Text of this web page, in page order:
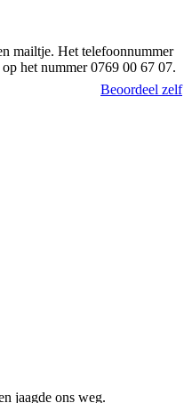
mailtje. Het telefoonnummer
het nummer 0769 00 67 07.
Beoordeel zelf
jaagde ons weg.